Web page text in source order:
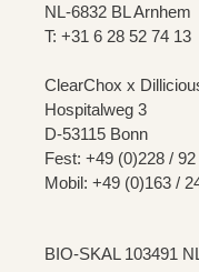
NL-6832 BL Arnhem
T: +31 6 28 52 74 13
ClearChox x
Hospitalweg 3
D-53115 Bonn
Fest: +49 (0)228 /
Mobil: +49 (0)163 /
BIO-SKAL 103491